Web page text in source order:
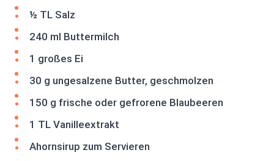
½ TL Salz
240 ml Buttermilch
1 großes Ei
30 g ungesalzene Butter, geschmolzen
150 g frische oder gefrorene Blaubeeren
1 TL Vanilleextrakt
Ahornsirup zum Servieren